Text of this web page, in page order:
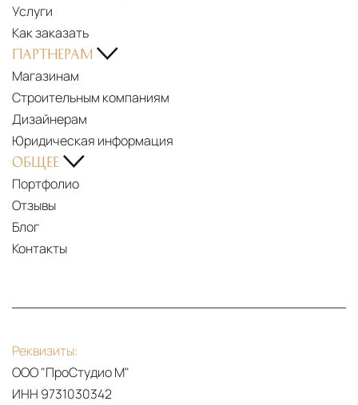
Услуги
Как заказать
ПАРТНЕРАМ
Магазинам
Строительным компаниям
Дизайнерам
Юридическая информация
ОБЩЕЕ
Портфолио
Отзывы
Блог
Контакты
Реквизиты:
ООО "ПроСтудио М"
ИНН 9731030342